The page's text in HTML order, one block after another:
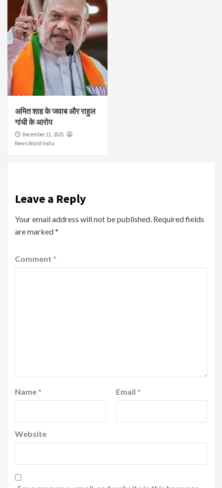
अमित शाह के जवाब और राहुल
गांधी के आरोप
December 11, 2025
News World India
Leave a Reply
Your email address will not be published. Required fields
are marked*
Comment *
Name * Email *
Website